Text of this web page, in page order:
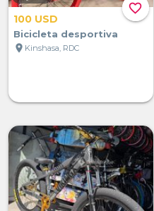
favorite_border
100 USD
Bicicleta desportiva
location_on Kinshasa, RDC